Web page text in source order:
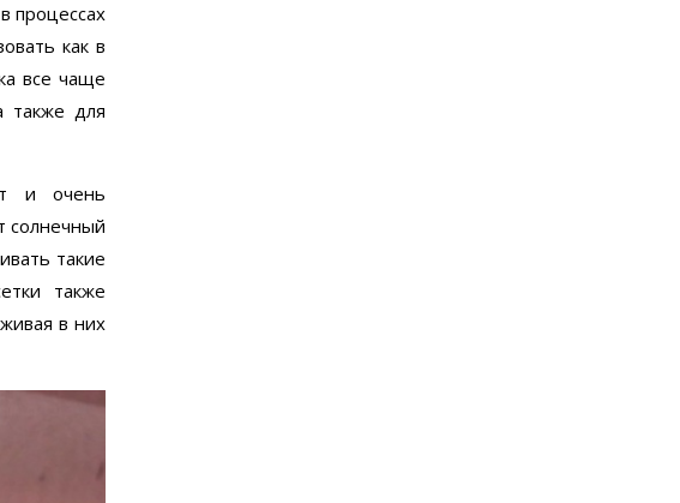
процессах
как в
все чаще
также для
и очень
солнечный
такие
также
в них